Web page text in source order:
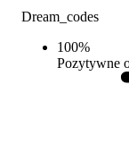
Dream_codes
100%
Pozytywne